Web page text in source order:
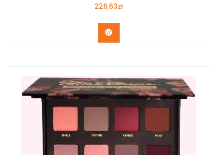
226,63zł
Zobacz